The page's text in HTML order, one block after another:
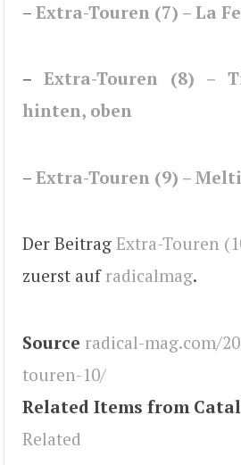
– Extra-Touren (7) – La
– Extra-Touren (8) –
hinten, oben
– Extra-Touren (9) –
Der Beitrag Extra-Touren
zuerst auf radicalmag.
Source radical-mag.com/
touren-10/
Related Items from
Related